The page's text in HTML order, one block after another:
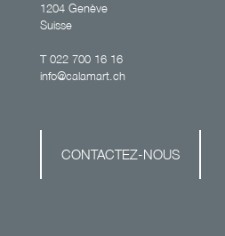
1204 Genève
Suisse
T 022 700 16 16
info@calamart.ch
CONTACTEZ-NOUS